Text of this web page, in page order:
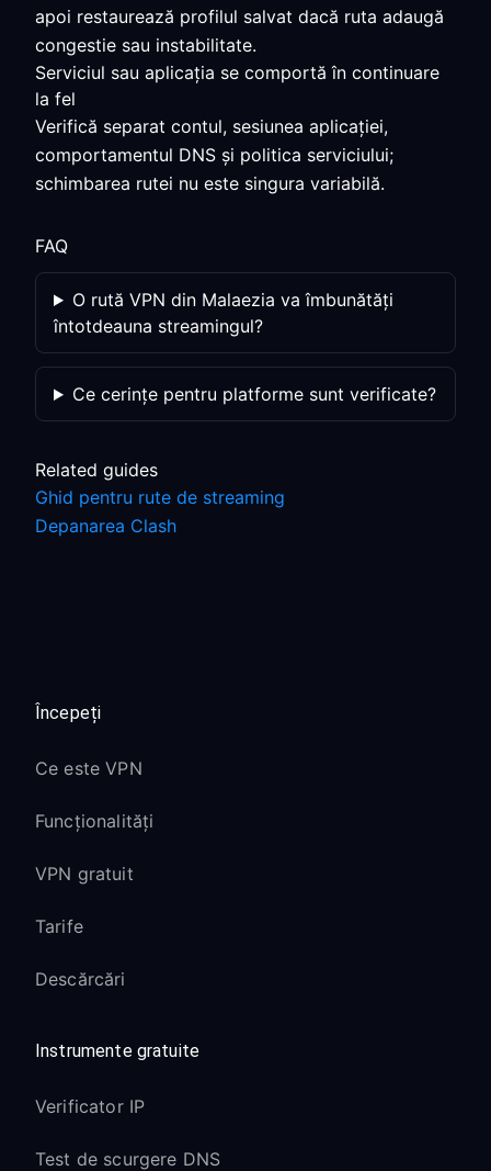
apoi restaurează profilul salvat dacă ruta adaugă
congestie sau instabilitate.
Serviciul sau aplicația se comportă în continuare
la fel
Verifică separat contul, sesiunea aplicației,
comportamentul DNS și politica serviciului;
schimbarea rutei nu este singura variabilă.
FAQ
O rută VPN din Malaezia va îmbunătăți
întotdeauna streamingul?
Ce cerințe pentru platforme sunt verificate?
Related guides
Ghid pentru rute de streaming
Depanarea Clash
Începeți
Ce este VPN
Funcționalități
VPN gratuit
Tarife
Descărcări
Instrumente gratuite
Verificator IP
Test de scurgere DNS